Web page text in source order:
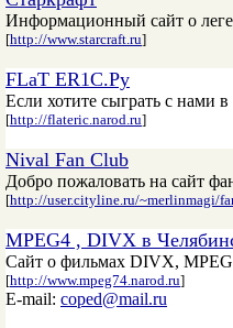
Информационный сайт о
[http://www.starcraft.ru]
FLaT ER1C.Py
Если хотите сыграть с нами
[http://flateric.narod.ru]
Nival Fan Club
Добро пожаловать на сайт
[http://user.cityline.ru/~merlinmagi/
MPEG4 , DIVX в
Сайт о фильмах DIVX,
[http://www.mpeg74.narod.ru]
E-mail: coped@mail.ru